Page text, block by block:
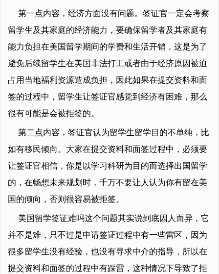
第一点内容，经济方面没有问题。签证官一定会考察
留学生及其家庭的经济能力，要确保留学者及其家庭有
能力负担在美国留学期间的学费和生活开销，这是为了
避免后续留学生在美国非法打工或者由于经济原因被迫
占用当地福利资源造成负担，因此如果在提交资料和面
签的过程中，留学生让签证官感觉到经济有困难，那么
很有可能是会被拒签的。
第二点内容，签证官认为留学生留学目的不单纯，比
如有移民倾向。大家在提交资料和面签过程中，必须要
让签证官相信，你是以学习科研为目的而选择出国留学
的，在畅想未来规划时，千万不要让人认为你有留在美
国的倾向，否则很容易被拒签。
美国留学签证难吗这个问题其实说到底因人而异，它
并不是难，只不过是申请签证过程中有一些雷区，因为
很多留学生没有经验，也没有寻求中介的指导，所以在
提交资料和面签的过程中有踩雷，这种情况下导致了拒